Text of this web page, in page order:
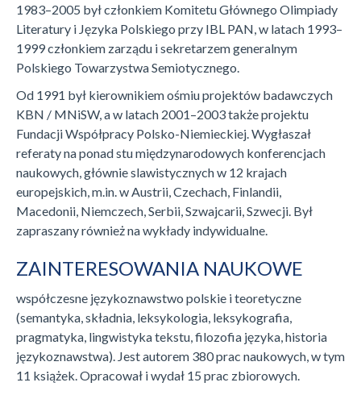
1983–2005 był członkiem Komitetu Głównego Olimpiady
Literatury i Języka Polskiego przy IBL PAN, w latach 1993–
1999 członkiem zarządu i sekretarzem generalnym
Polskiego Towarzystwa Semiotycznego.
Od 1991 był kierownikiem ośmiu projektów badawczych
KBN / MNiSW, a w latach 2001–2003 także projektu
Fundacji Współpracy Polsko-Niemieckiej. Wygłaszał
referaty na ponad stu międzynarodowych konferencjach
naukowych, głównie slawistycznych w 12 krajach
europejskich, m.in. w Austrii, Czechach, Finlandii,
Macedonii, Niemczech, Serbii, Szwajcarii, Szwecji. Był
zapraszany również na wykłady indywidualne.
ZAINTERESOWANIA NAUKOWE
współczesne językoznawstwo polskie i teoretyczne
(semantyka, składnia, leksykologia, leksykografia,
pragmatyka, lingwistyka tekstu, filozofia języka, historia
językoznawstwa). Jest autorem 380 prac naukowych, w tym
11 książek. Opracował i wydał 15 prac zbiorowych.